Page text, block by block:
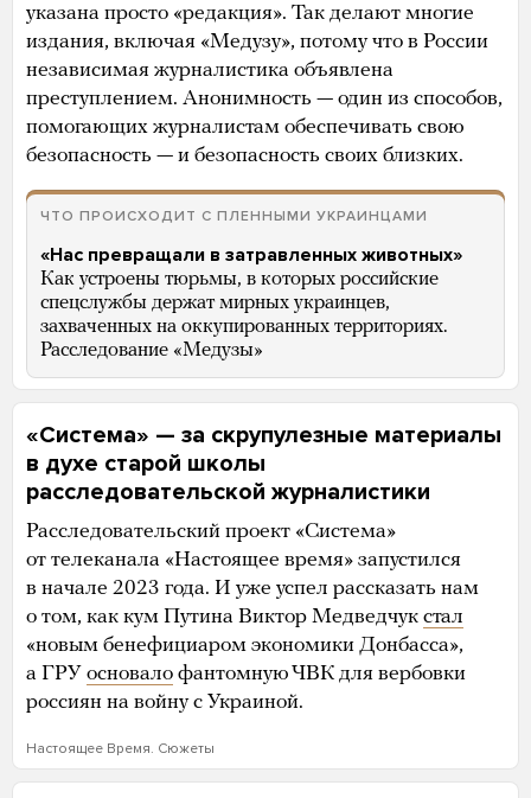
указана просто «редакция». Так делают многие
издания, включая «Медузу», потому что в России
независимая журналистика объявлена
преступлением. Анонимность — один из способов,
помогающих журналистам обеспечивать свою
безопасность — и безопасность своих близких.
ЧТО ПРОИСХОДИТ С ПЛЕННЫМИ УКРАИНЦАМИ
«Нас превращали в затравленных животных»
Как устроены тюрьмы, в которых российские
спецслужбы держат мирных украинцев,
захваченных на оккупированных территориях.
Расследование «Медузы»
«Система» — за скрупулезные материалы
в духе старой школы
расследовательской журналистики
Расследовательский проект «Система»
от телеканала «Настоящее время» запустился
в начале 2023 года. И уже успел рассказать нам
о том, как кум Путина Виктор Медведчук стал
«новым бенефициаром экономики Донбасса»,
а ГРУ основало фантомную ЧВК для вербовки
россиян на войну с Украиной.
Настоящее Время. Сюжеты